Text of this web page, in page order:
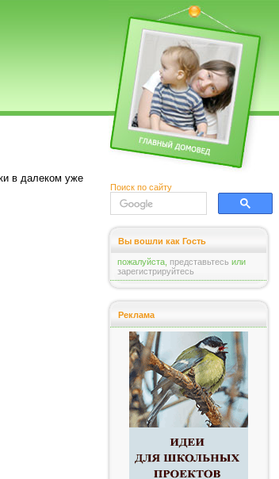
в далеком уже
Поиск по сайту
Вы вошли как Гость
пожалуйста, представьтесь или
зарегистрируйтесь
Реклама